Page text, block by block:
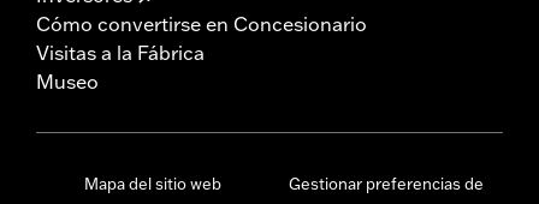
Cómo convertirse en Concesionario
Visitas a la Fábrica
Museo
Mapa del sitio web
Gestionar preferencias de